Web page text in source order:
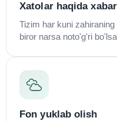
Xatolar haqida
Tizim har kuni
biror narsa noto'g'ri
Fon yuklab olish